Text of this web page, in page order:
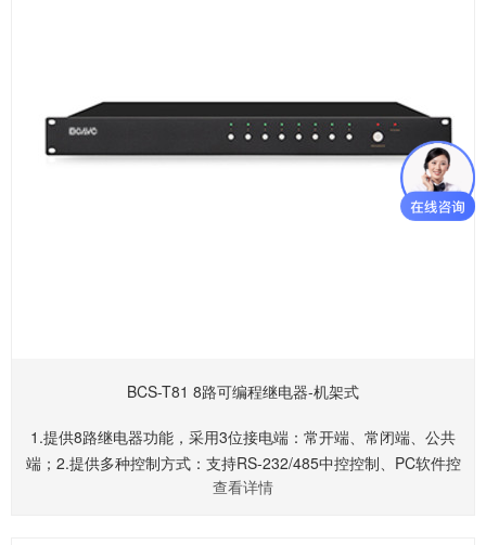
BCS-T81 8路可编程继电器-机架式
1.提供8路继电器功能，采用3位接电端：常开端、常闭端、公共
端；2.提供多种控制方式：支持RS-232/485中控控制、PC软件控
制和前面板按键控制；3.支持通过面板按键实现时序开关功能或单
查看详情